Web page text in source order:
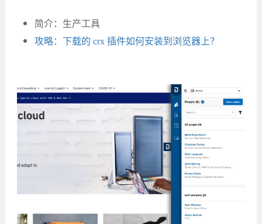
简介：生产工具
攻略：下载的 crx 插件如何安装到浏览器上？